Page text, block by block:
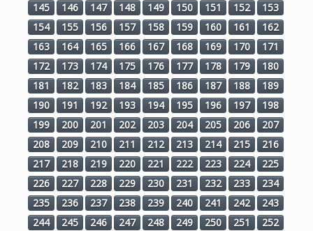
145
146 147 148 149 150 151 152
153
154
155 156 157 158 159 160 161
162
163
164 165 166 167 168 169 170
171
172
173 174 175 176 177 178 179
180
181
182 183 184 185 186 187 188
189
190
191 192 193 194 195 196 197
198
199
200 201 202 203 204 205 206
207
208
209 210 211 212 213 214 215
216
217
218 219 220 221 222 223 224
225
226
227 228 229 230 231 232 233
234
235
236 237 238 239 240 241 242
243
244
245 246 247 248 249 250 251
252